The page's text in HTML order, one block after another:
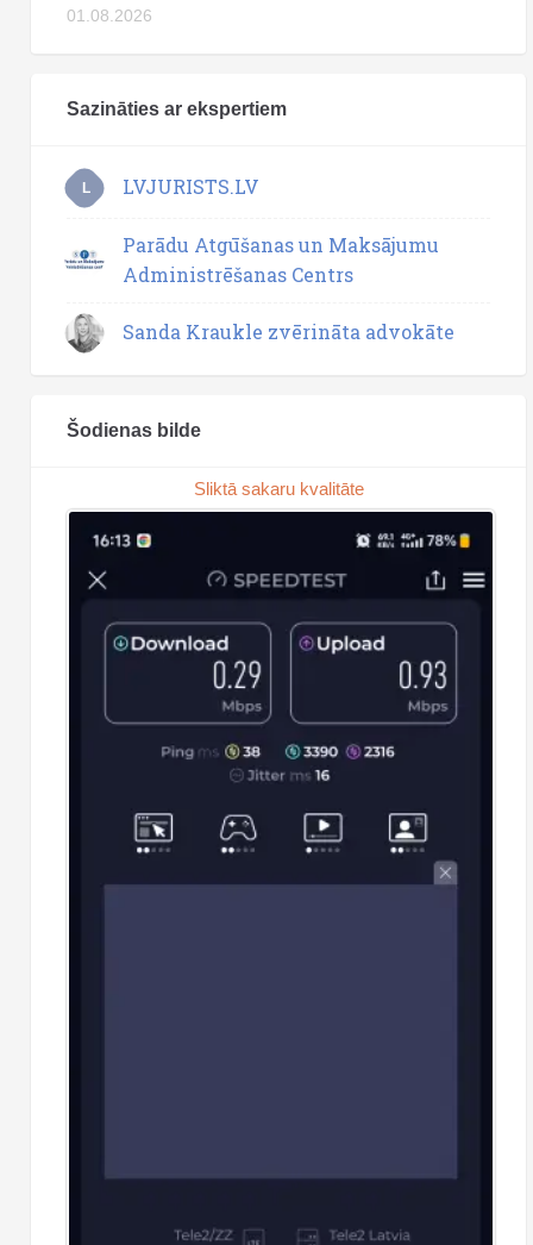
01.08.2026
Sazināties ar ekspertiem
L LVJURISTS.LV
Parādu Atgūšanas un Maksājumu
Administrēšanas Centrs
Sanda Kraukle zvērināta advokāte
Šodienas bilde
Sliktā sakaru kvalitāte